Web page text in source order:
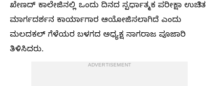
ಖೇಣದ್ ಕಾಲೇಜಿನಲ್ಲಿ ಒಂದು ದಿನದ ಸ್ಪರ್ಧಾತ್ಮಕ ಪರೀಕ್ಷಾ ಉಚಿತ
ಮಾರ್ಗದರ್ಶನ ಕಾರ್ಯಾಗಾರ ಆಯೋಜಿಸಲಾಗಿದೆ ಎಂದು
ಮಲದಕಲ್ ಗೆಳೆಯರ ಬಳಗದ ಅಧ್ಯಕ್ಷ ನಾಗರಾಜ ಪೂಜಾರಿ
ತಿಳಿಸಿದರು.
ADVERTISEMENT